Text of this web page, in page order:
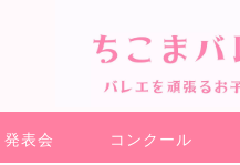
発表会 コンクール